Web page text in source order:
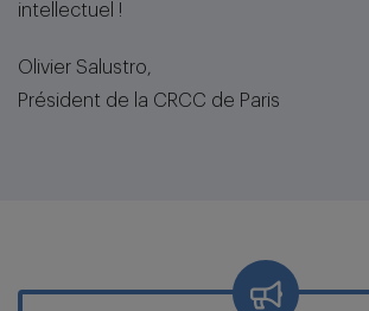
intellectuel !
Olivier Salustro,
Président de la CRCC de Paris